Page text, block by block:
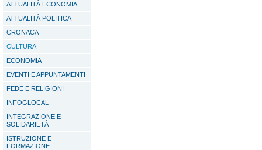
ATTUALITÀ ECONOMIA
ATTUALITÀ POLITICA
CRONACA
CULTURA
ECONOMIA
EVENTI E APPUNTAMENTI
FEDE E RELIGIONI
INFOGLOCAL
INTEGRAZIONE E
SOLIDARIETÀ
ISTRUZIONE E
FORMAZIONE